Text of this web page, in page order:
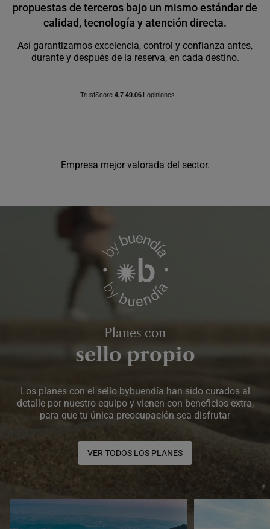
propuestas de terceros bajo un mismo estándar de
calidad, tecnología y atención directa.
Así garantizamos excelencia, control y confianza antes,
durante y después de la reserva, en cada destino.
Empresa mejor valorada del sector.
Planes con
sello propio
Los planes con el sello bybuendía han sido curados al
detalle por nuestro equipo y vienen con beneficios extra,
para que tu única preocupación sea disfrutar
VER TODOS LOS PLANES